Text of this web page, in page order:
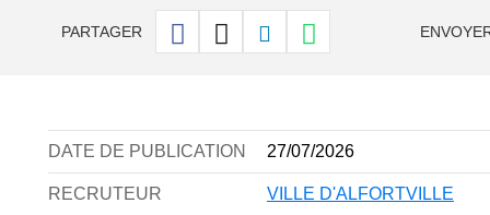
PARTAGER
DATE DE PUBLICATION 27/07/2026
RECRUTEUR VILLE D'ALFORTVILLE